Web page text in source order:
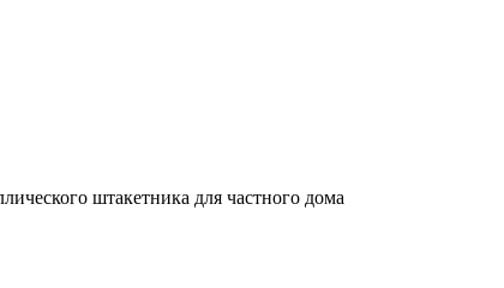
штакетника для частного дома